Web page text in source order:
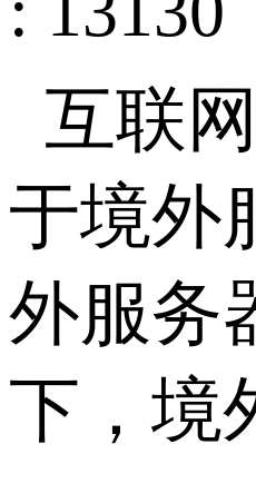
互联
于境外
外服务
下，境